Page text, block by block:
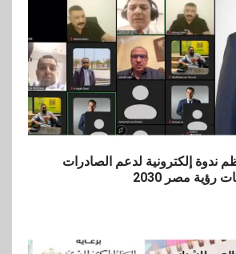
ندوة إلكترونية لدعم الصادرات
مصر 2030